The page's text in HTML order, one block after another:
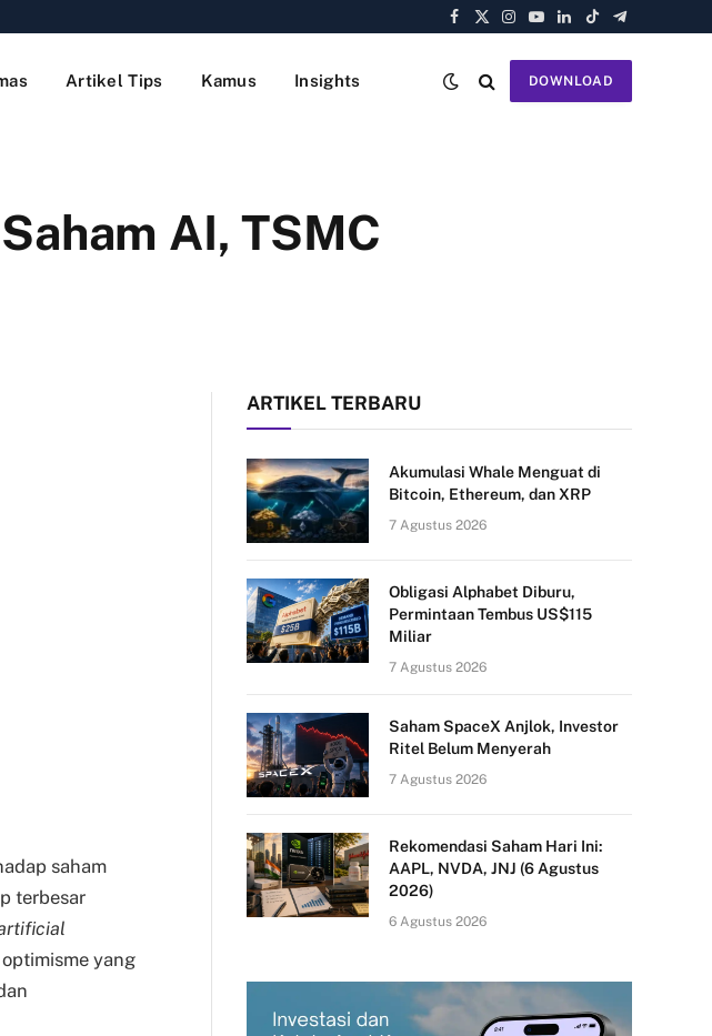
Facebook
X
Instagram
YouTube
LinkedIn
TikTokTelegram
Artikel Tips Kamus Insights DOWNLOAD
AI, TSMC
saham
terbesar
yang
ARTIKEL TERBARU
Akumulasi Whale Menguat di
Bitcoin, Ethereum, dan XRP
7 Agustus 2026
Obligasi Alphabet Diburu,
Permintaan Tembus US$115
Miliar
7 Agustus 2026
Saham SpaceX Anjlok, Investor
Ritel Belum Menyerah
7 Agustus 2026
Rekomendasi Saham Hari Ini:
AAPL, NVDA, JNJ (6 Agustus
2026)
6 Agustus 2026